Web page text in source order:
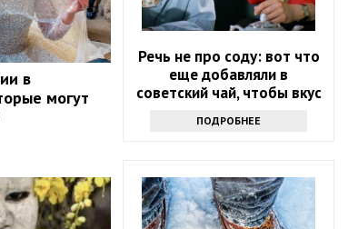
в
могут
Речь не про соду: вот что
еще добавляли в
советский чай, чтобы вкус
ПОДРОБНЕЕ